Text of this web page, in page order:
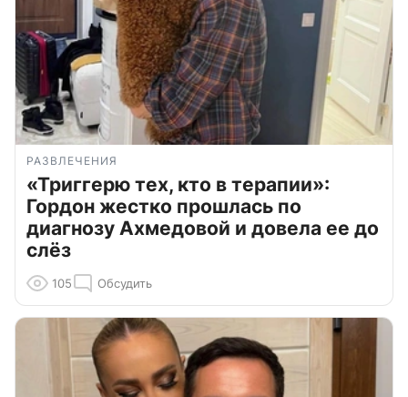
РАЗВЛЕЧЕНИЯ
«Триггерю тех, кто в терапии»:
Гордон жестко прошлась по
диагнозу Ахмедовой и довела ее до
слёз
105 Обсудить